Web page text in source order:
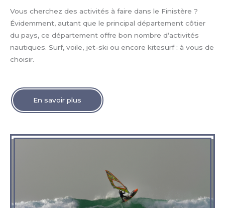
Vous cherchez des activités à faire dans le Finistère ?
Évidemment, autant que le principal département côtier
du pays, ce département offre bon nombre d’activités
nautiques. Surf, voile, jet-ski ou encore kitesurf : à vous de
choisir.
En savoir plus